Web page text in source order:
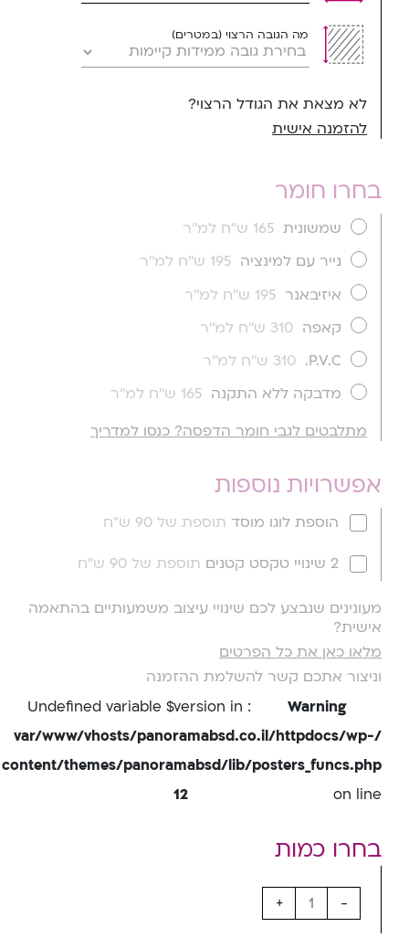
מה הגובה הרצוי (במטרים)
לא מצאת את הגודל הרצוי?
להזמנה אישית
בחרו חומר
שמשונית 165 ש''ח למ''ר
נייר עם למינציה 195 ש''ח למ''ר
איזיבאנר 195 ש''ח למ''ר
קאפה 310 ש''ח למ''ר
P.V.C.
310 ש''ח למ''ר
מדבקה ללא התקנה 165 ש''ח למ''ר
מתלבטים לגבי חומר הדפסה? כנסו למדריך
אפשרויות נוספות
הוספת לוגו מוסד תוספת של 90 ש"ח
2 שינויי טקסט קטנים תוספת של 90 ש"ח
מעונינים שנבצע לכם שינויי עיצוב משמעותיים בהתאמה
אישית?
מלאו כאן את כל הפרטים
וניצור אתכם קשר להשלמת ההזמנה
Warning
: Undefined variable $version in
/var/www/vhosts/panoramabsd.co.il/httpdocs/wp-
content/themes/panoramabsd/lib/posters_funcs.php
on line
12
-
+